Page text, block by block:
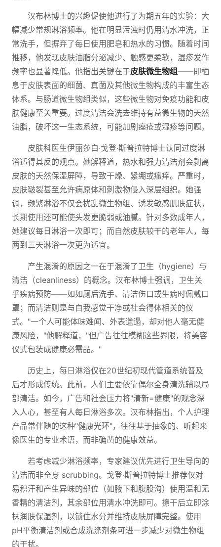
汉布林博士的兴趣促使他进行了为期五年的实验：大
幅减少常规淋浴频率。他在明显污浊时仍用清水冲洗，正
常洗手，但摒弃了每日使用肥皂和热水的习惯。随着时间
推移，他发现皮肤油脂分泌减少、触感更柔软，湿疹发作
频率也显著降低。他指出关键在于皮肤微生物组——即栖
息于皮肤表面的细菌、真菌及其他微生物构成的丰富生态
体系。与肠道微生物组类似，这些微生物对免疫功能和皮
肤健康至关重要。过度清洁会洗去维持有益微生物的天然
油脂，破坏这一生态系统，可能加剧痤疮或湿疹等问题。
皮肤科医生伊丽莎白·戈登·斯普拉特博士认同过度淋
浴适得其反的观点。她解释道，热水和强力清洁剂会剥离
皮肤的天然保湿屏障，导致干燥、紧绷或瘙痒。严重时，
皮肤皲裂甚至允许病原体和刺激物侵入深层组织。她强
调，频繁淋浴不仅会扰乱微生物组、诱发敏感肌肤症状，
长期使用还可能使头发更脆弱或油腻。针对多数成年人，
她建议每日淋浴一次即可；而自然皮肤较干的老年人，每
两到三天淋浴一次更为适宜。
产生混淆的原因之一在于混淆了卫生（hygiene）与
清洁（cleanliness）的概念。汉布林博士强调，卫生关
乎疾病预防——如如厕后洗手、清洁伤口或生病时佩戴口
罩；而清洁则是与自我感觉干净或社会得体相关的仪
式。"一个人可能体味难闻、外表邋遢，却对他人毫无健
康风险，"他解释道，"但广告往往模糊这些界限，将美容
仪式包装成健康必需品。"
历史上，每日淋浴仅在20世纪初现代管道系统普及
后才形成传统。此前，人们主要依靠偶尔全身清洗辅以局
部清洁。如今，广告和社会压力将"清新=健康"的观念深
入人心，甚至有人每日淋浴多次。汉布林指出，个人护理
产品常伴随的这种"健康光环"，往往基于抽象的、听起来
像医生的专业术语，而非确凿的健康效益。
若考虑减少淋浴频率，专家建议优先进行卫生导向的
清洁而非全身 scrubbing。戈登·斯普拉特博士推荐仅对
易积汗和产生异味的部位（如腋下和腹股沟）使用温和无
香精的清洁剂，其余部位用清水冲洗即可。擦干后立即涂
抹润肤保湿剂，以锁住水分并维持皮肤屏障完整。使用
pH平衡清洁剂或合成洗涤剂条可进一步减少对微生物组
的干扰。